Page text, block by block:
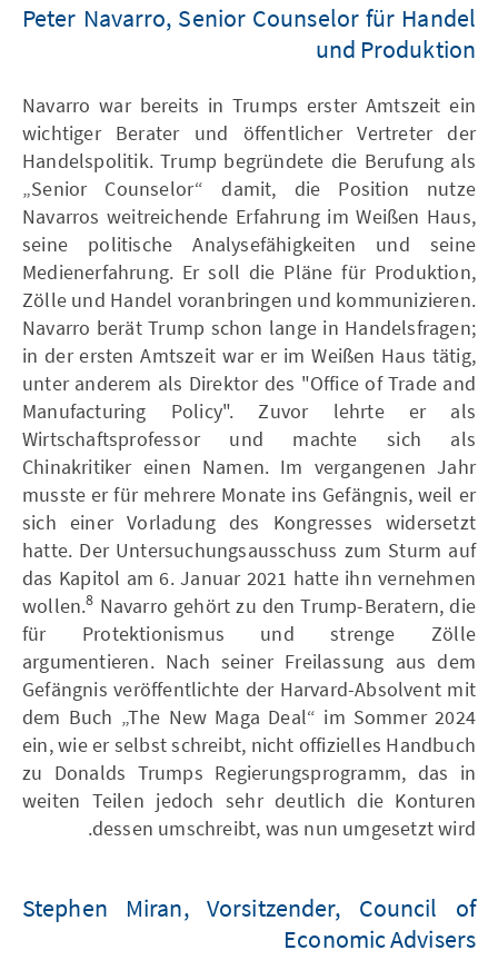
Peter Navarro, Senior Counselor für Handel
und Produktion
Navarro war bereits in Trumps erster Amtszeit ein
wichtiger Berater und öffentlicher Vertreter der
Handelspolitik. Trump begründete die Berufung als
„Senior Counselor“ damit, die Position nutze
Navarros weitreichende Erfahrung im Weißen Haus,
seine politische Analysefähigkeiten und seine
Medienerfahrung. Er soll die Pläne für Produktion,
Zölle und Handel voranbringen und kommunizieren.
Navarro berät Trump schon lange in Handelsfragen;
in der ersten Amtszeit war er im Weißen Haus tätig,
unter anderem als Direktor des "Office of Trade and
Manufacturing Policy". Zuvor lehrte er als
Wirtschaftsprofessor und machte sich als
Chinakritiker einen Namen. Im vergangenen Jahr
musste er für mehrere Monate ins Gefängnis, weil er
sich einer Vorladung des Kongresses widersetzt
hatte. Der Untersuchungsausschuss zum Sturm auf
das Kapitol am 6. Januar 2021 hatte ihn vernehmen
wollen.8 Navarro gehört zu den Trump-Beratern, die
für Protektionismus und strenge Zölle
argumentieren. Nach seiner Freilassung aus dem
Gefängnis veröffentlichte der Harvard-Absolvent mit
dem Buch „The New Maga Deal“ im Sommer 2024
ein, wie er selbst schreibt, nicht offizielles Handbuch
zu Donalds Trumps Regierungsprogramm, das in
weiten Teilen jedoch sehr deutlich die Konturen
dessen umschreibt, was nun umgesetzt wird.
Stephen Miran, Vorsitzender, Council of
Economic Advisers